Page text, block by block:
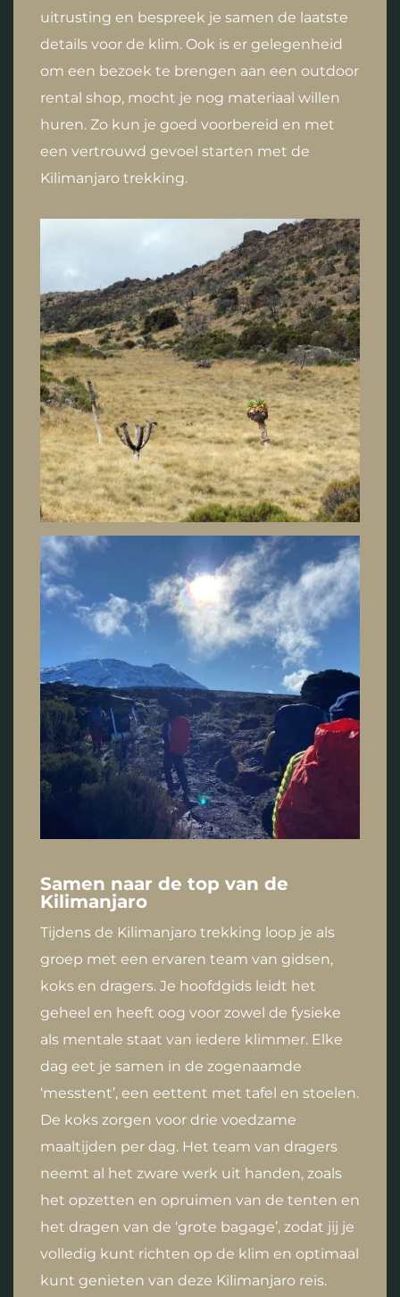
uitrusting en bespreek je samen de laatste
details voor de klim. Ook is er gelegenheid
om een bezoek te brengen aan een outdoor
rental shop, mocht je nog materiaal willen
huren. Zo kun je goed voorbereid en met
een vertrouwd gevoel starten met de
Kilimanjaro trekking.
Samen naar de top van de
Kilimanjaro
Tijdens de Kilimanjaro trekking loop je als
groep met een ervaren team van gidsen,
koks en dragers. Je hoofdgids leidt het
geheel en heeft oog voor zowel de fysieke
als mentale staat van iedere klimmer. Elke
dag eet je samen in de zogenaamde
‘messtent’, een eettent met tafel en stoelen.
De koks zorgen voor drie voedzame
maaltijden per dag. Het team van dragers
neemt al het zware werk uit handen, zoals
het opzetten en opruimen van de tenten en
het dragen van de ‘grote bagage’, zodat jij je
volledig kunt richten op de klim en optimaal
kunt genieten van deze Kilimanjaro reis.